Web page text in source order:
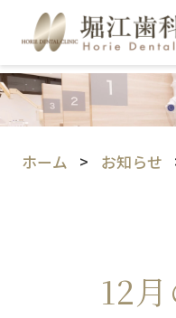
ホーム お知らせ
12